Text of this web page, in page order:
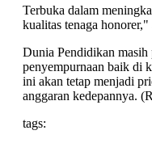
Terbuka dalam
kualitas tenaga
Dunia Pendidikan masih
penyempurnaan baik di
ini akan tetap menjadi
anggaran kedepannya.
tags: